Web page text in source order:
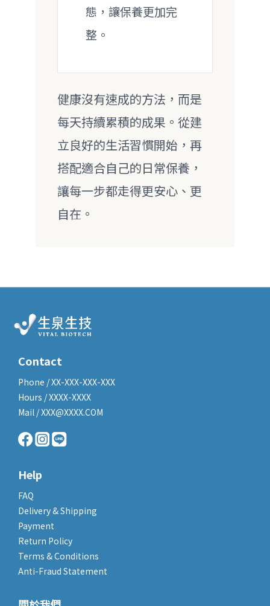
態，讓保養更加完
整。
健康沒有速成的方法，而是
每天持續累積的成果。從建
立良好的生活習慣開始，再
搭配適合自己的日常保養，
讓每一步都走得更安心、更
自在。
Contact
Phone / XX-XXX-XXX-XXX
Hours / XXXX-XXXX
Mail / XXX@XXXX.COM
Help
FAQ
Delivery & Shipping
Payment
Return Policy
Terms & Conditions
Anti-Fraud Statement